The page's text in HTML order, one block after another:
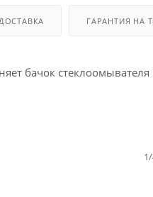
ДОСТАВКА ГАРАНТИЯ НА
бачок стеклоомывателя